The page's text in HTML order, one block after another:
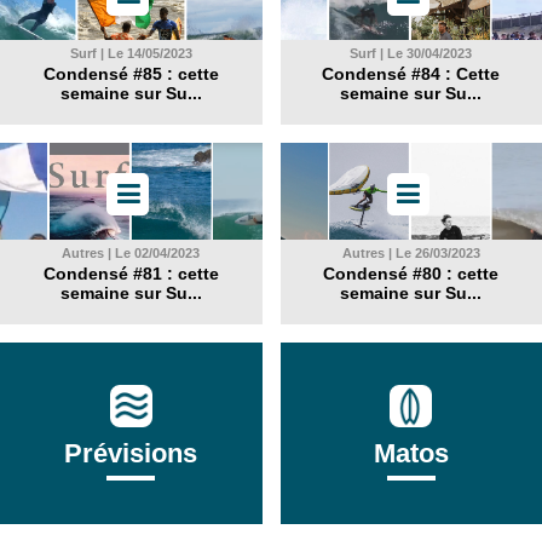
Surf | Le 14/05/2023
Condensé #85 : cette
semaine sur Su...
Surf | Le 30/04/2023
Condensé #84 : Cette
semaine sur Su...
Autres | Le 02/04/2023
Condensé #81 : cette
semaine sur Su...
Autres | Le 26/03/2023
Condensé #80 : cette
semaine sur Su...
Prévisions Matos